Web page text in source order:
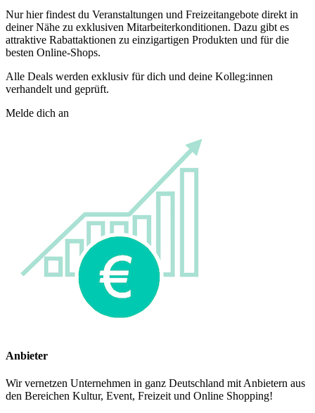
Nur hier findest du Veranstaltungen und Freizeitangebote direkt in
deiner Nähe zu exklusiven Mitarbeiterkonditionen. Dazu gibt es
attraktive Rabattaktionen zu einzigartigen Produkten und für die
besten Online-Shops.
Alle Deals werden exklusiv für dich und deine Kolleg:innen
verhandelt und geprüft.
Melde dich an
Anbieter
Wir vernetzen Unternehmen in ganz Deutschland mit Anbietern aus
den Bereichen Kultur, Event, Freizeit und Online Shopping!